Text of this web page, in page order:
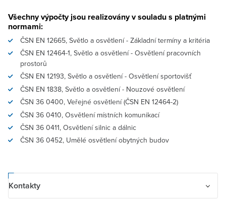
Všechny výpočty jsou realizovány v souladu s platnými
normami:
ČSN EN 12665, Světlo a osvětlení - Základní termíny a kritéria
ČSN EN 12464-1, Světlo a osvětlení - Osvětlení pracovních
prostorů
ČSN EN 12193, Světlo a osvětlení - Osvětlení sportovišť
ČSN EN 1838, Světlo a osvětlení - Nouzové osvětlení
ČSN 36 0400, Veřejné osvětlení (ČSN EN 12464-2)
ČSN 36 0410, Osvětlení místních komunikací
ČSN 36 0411, Osvětlení silnic a dálnic
ČSN 36 0452, Umělé osvětlení obytných budov
Kontakty